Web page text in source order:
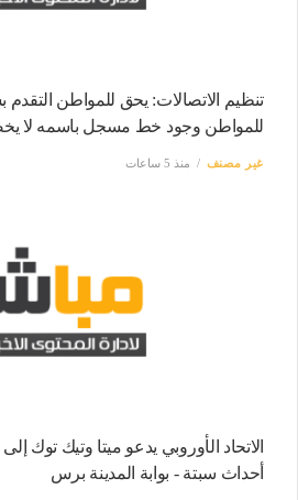
تنظيم الاتصالات: يحق للمواطن التقدم
للمواطن وجود خط مسجل باسمه لا
غير مصنف منذ 5 ساعات
الاتحاد الأوروبي يدعو ميتا وتيك توك
أحداث سبتة - بوابة المدينة برس